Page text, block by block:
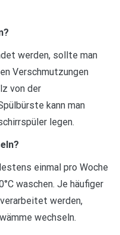
werden, sollte man
Verschmutzungen
von der
kann man
legen.
einmal pro Woche
waschen. Je häufiger
werden,
wechseln.